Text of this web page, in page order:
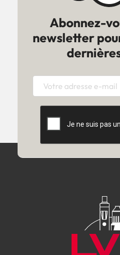
Abonnez-
newsletter